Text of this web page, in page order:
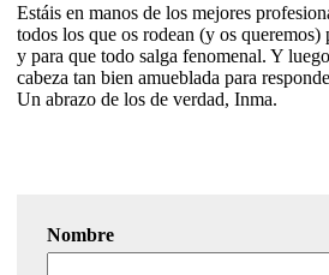
Estáis en manos de los mejores
todos los que os rodean (y os queremos)
y para que todo salga fenomenal. Y
cabeza tan bien amueblada para
Un abrazo de los de verdad, Inma.
Nombre